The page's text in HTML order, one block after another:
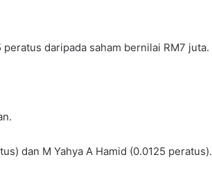
daripada saham bernilai RM7 juta.
dan M Yahya A Hamid (0.0125 peratus).